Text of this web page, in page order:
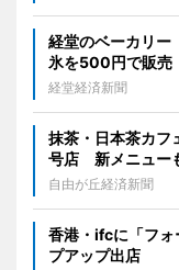
経堂のベーカリ
氷を500円で販売
経堂経済新聞
抹茶・日本茶カフ
号店 新メニュー
自由が丘経済新聞
香港・ifcに「フォ
プアップ出店